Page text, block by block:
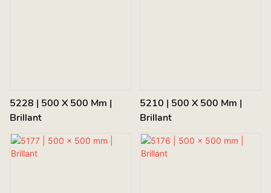
5228 | 500 X 500 Mm |
Brillant
5210 | 500 X 500 Mm |
Brillant